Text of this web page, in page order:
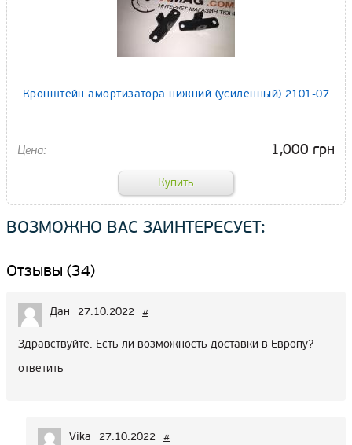
Кронштейн амортизатора нижний (усиленный) 2101-07
1,000 грн
ВОЗМОЖНО ВАС ЗАИНТЕРЕСУЕТ:
Отзывы (34)
Дан 27.10.2022 #
Здравствуйте. Есть ли возможность доставки в Европу?
ответить
Vika 27.10.2022 #